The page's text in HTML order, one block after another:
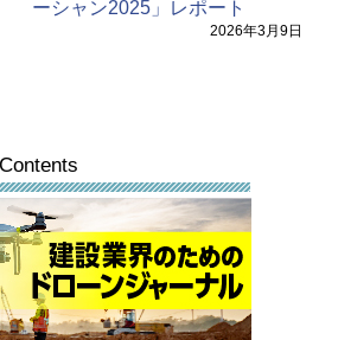
ーシャン2025」レポート
2026年3月9日